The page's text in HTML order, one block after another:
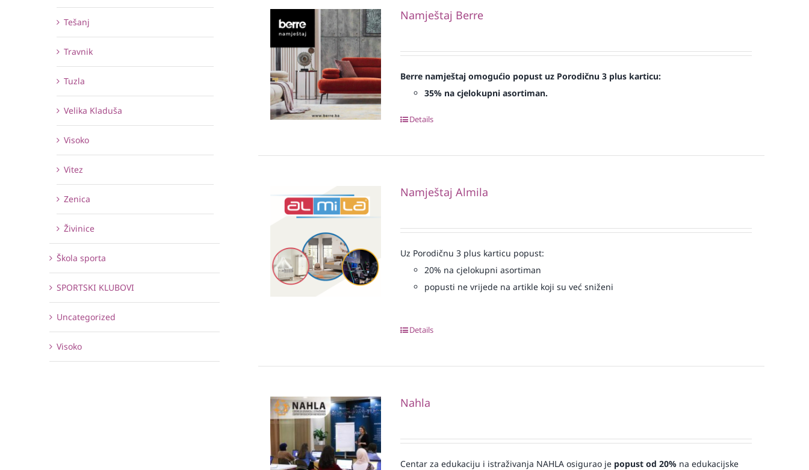
Namještaj Berre
Berre namještaj omogućio popust uz Porodičnu 3 plus karticu:
35% na cjelokupni asortiman.
Details
Namještaj Almila
Uz Porodičnu 3 plus karticu popust:
20% na cjelokupni asortiman
popusti ne vrijede na artikle koji su već sniženi
Details
Nahla
Centar za edukaciju i istraživanja NAHLA osigurao je popust od 20% na edukacijske
Tešanj
Travnik
Tuzla
Velika Kladuša
Visoko
Vitez
Zenica
Živinice
Škola sporta
SPORTSKI KLUBOVI
Uncategorized
Visoko